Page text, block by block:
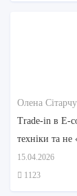
Олена
Trade-in в E-
техніки та не
15.04.2026
1123